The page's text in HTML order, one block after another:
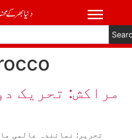
مراکش: تحریک